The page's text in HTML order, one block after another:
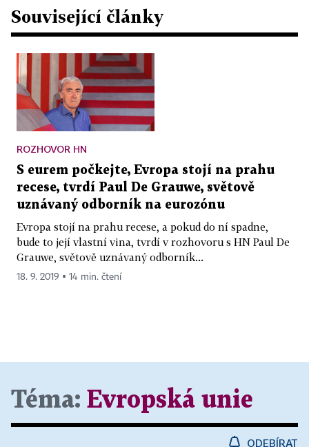
Související články
ROZHOVOR HN
S eurem počkejte, Evropa stojí na prahu
recese, tvrdí Paul De Grauwe, světově
uznávaný odborník na eurozónu
Evropa stojí na prahu recese, a pokud do ní spadne,
bude to její vlastní vina, tvrdí v rozhovoru s HN Paul De
Grauwe, světově uznávaný odborník...
18. 9. 2019 ▪ 14 min. čtení
Téma: Evropská unie
ODEBÍRAT